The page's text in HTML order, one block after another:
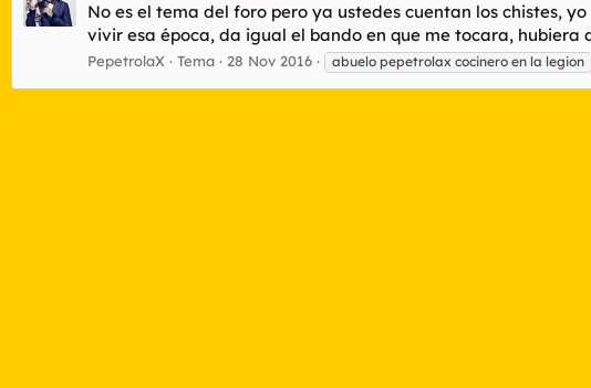
No es el tema del foro pero ya ustedes cuentan los chistes,
vivir esa época, da igual el bando en que me tocara,
PepetrolaX Tema 28 Nov 2016 abuelo pepetrolax cocinero en la legion